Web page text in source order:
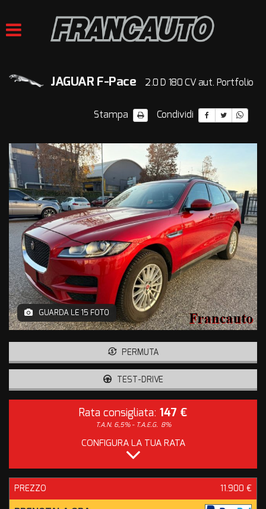
ACQUISTIAMO USATO
ASSISTENZA
CONTATTI
JAGUAR F-Pace 2.0 D 180 CV aut. Portfolio
Stampa Condividi
GUARDA LE 15 FOTO
PERMUTA
TEST-DRIVE
Rata consigliata: 147 €
T.A.N. 6,5% - T.A.E.G. 8%
CONFIGURA LA TUA RATA
PREZZO 11.900 €